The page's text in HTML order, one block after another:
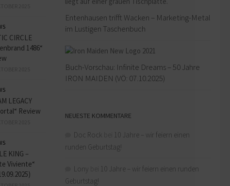
Entenhausen trifft Wacken – Marketing-Metal
im Lustigen Taschenbuch
Buch-Vorschau: Infinite Dreams – 50 Jahre
IRON MAIDEN (VÖ: 07.10.2025)
NEUESTE KOMMENTARE
Doc Rock
10 Jahre – wir feiern einen
runden Geburtstag!
Lony
10 Jahre – wir feiern einen runden
Geburtstag!
CIRCLE
1486“
LEGACY
Review
KING –
Viviente“